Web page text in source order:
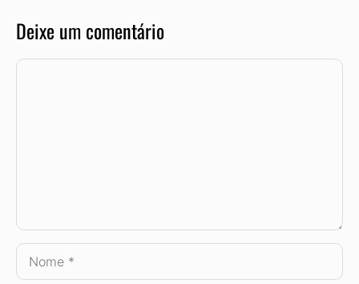
Deixe um comentário
Comentário
Nome